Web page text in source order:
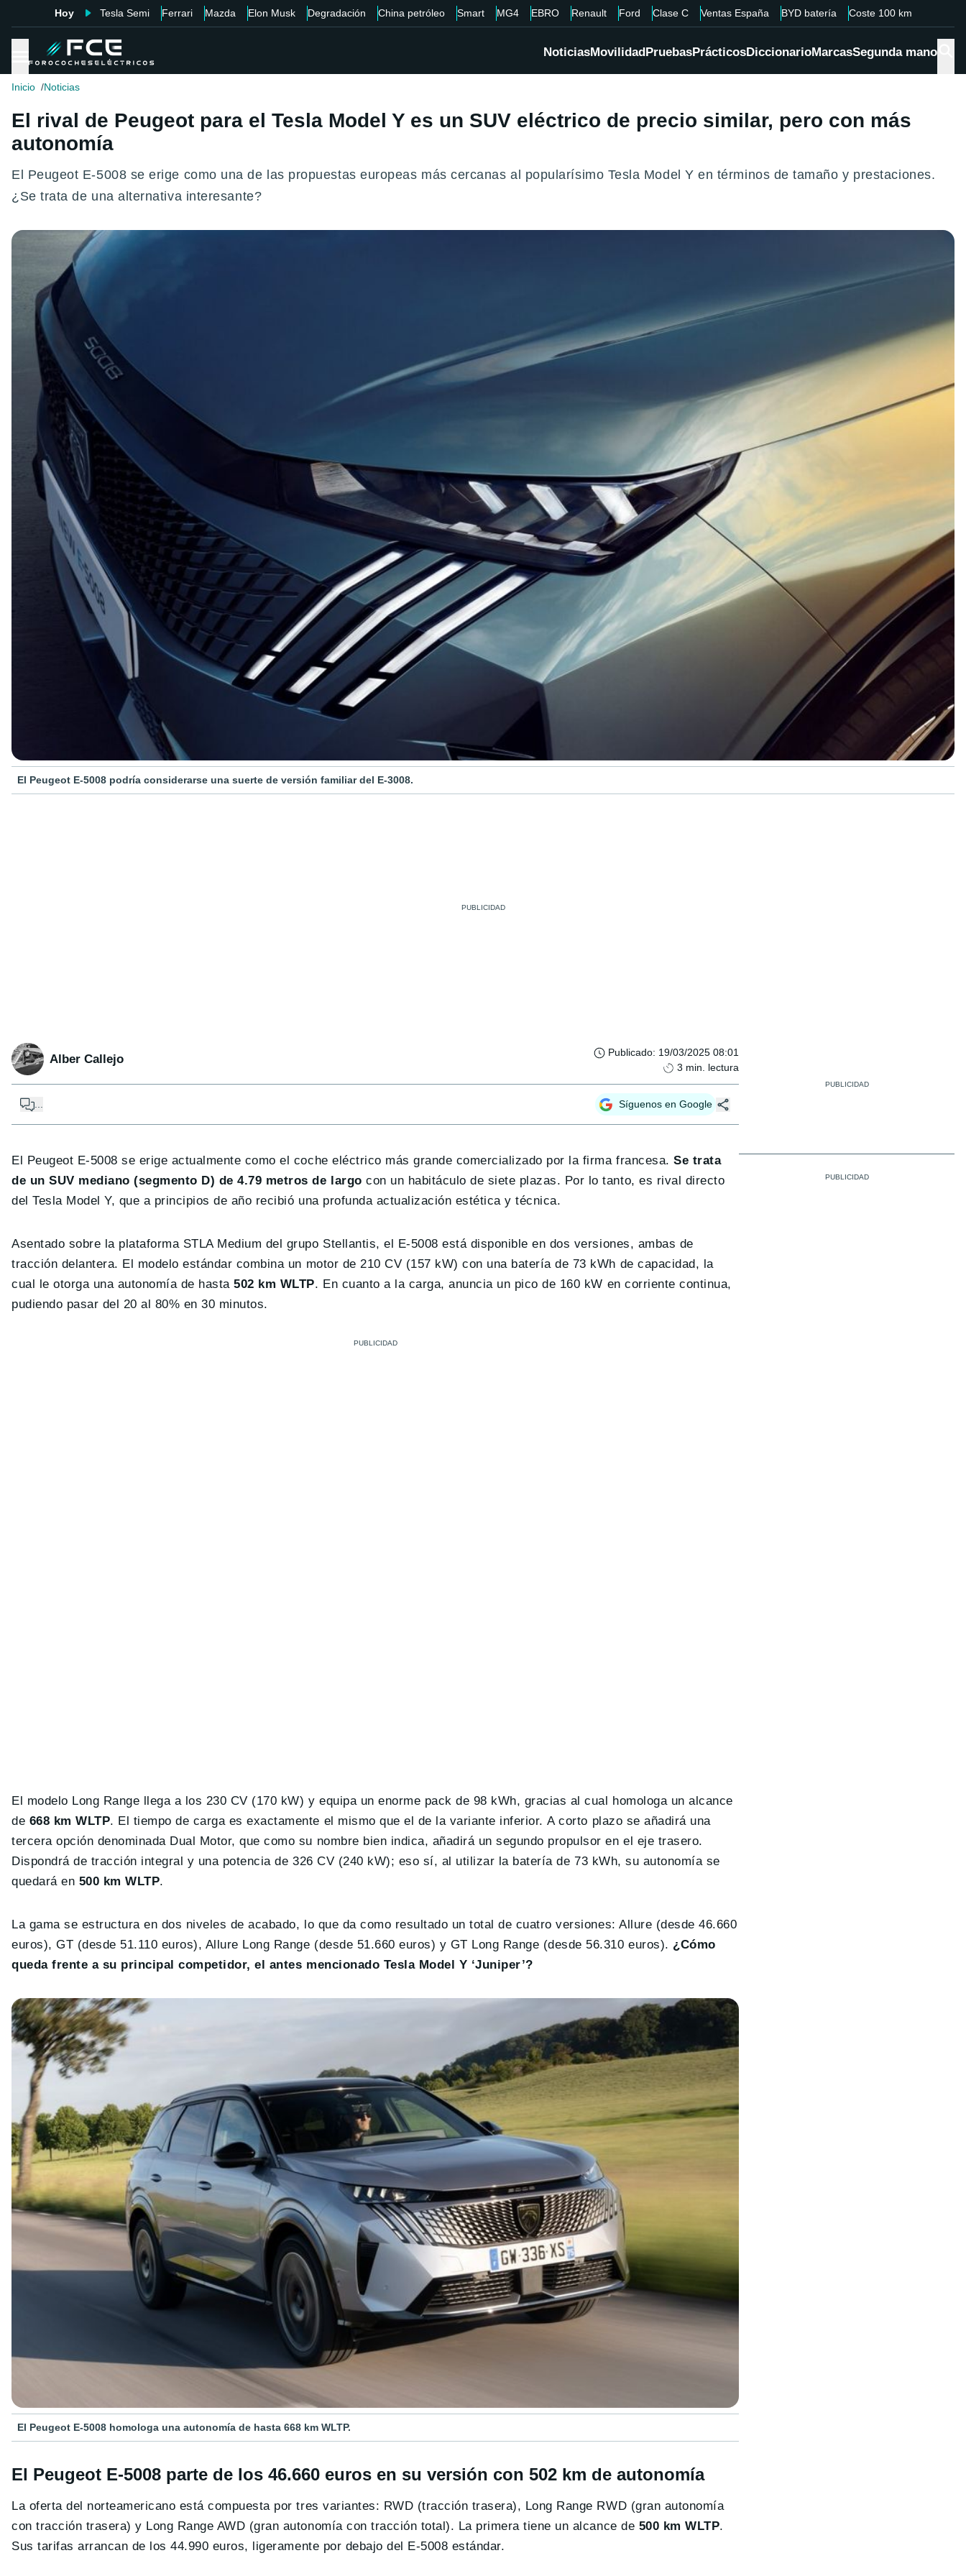
Hoy Tesla Semi Ferrari Mazda Elon Musk Degradación China petróleo Smart MG4 EBRO Renault Ford Clase C Ventas España BYD batería Coste 100 km
NoticiasMovilidadPruebasPrácticosDiccionarioMarcasSegunda mano
Inicio Noticias
El rival de Peugeot para el Tesla Model Y es un SUV eléctrico de precio similar, pero con más
autonomía
El Peugeot E-5008 se erige como una de las propuestas europeas más cercanas al popularísimo Tesla Model Y en términos de tamaño y prestaciones.
¿Se trata de una alternativa interesante?
El Peugeot E-5008 podría considerarse una suerte de versión familiar del E-3008.
Alber Callejo Publicado: 19/03/2025 08:01
3 min. lectura
... Síguenos en Google
El Peugeot E-5008 se erige actualmente como el coche eléctrico más grande comercializado por la firma francesa.Se trata
de un SUV mediano (segmento D) de 4.79 metros de largo con un habitáculo de siete plazas. Por lo tanto, es rival directo
del Tesla Model Y, que a principios de año recibió una profunda actualización estética y técnica.
Asentado sobre la plataforma STLA Medium del grupo Stellantis, el E-5008 está disponible en dos versiones, ambas de
tracción delantera. El modelo estándar combina un motor de 210 CV (157 kW) con una batería de 73 kWh de capacidad, la
cual le otorga una autonomía de hasta502 km WLTP. En cuanto a la carga, anuncia un pico de 160 kW en corriente continua,
pudiendo pasar del 20 al 80% en 30 minutos.
El modelo Long Range llega a los 230 CV (170 kW) y equipa un enorme pack de 98 kWh, gracias al cual homologa un alcance
de 668 km WLTP. El tiempo de carga es exactamente el mismo que el de la variante inferior. A corto plazo se añadirá una
tercera opción denominada Dual Motor, que como su nombre bien indica, añadirá un segundo propulsor en el eje trasero.
Dispondrá de tracción integral y una potencia de 326 CV (240 kW); eso sí, al utilizar la batería de 73 kWh, su autonomía se
quedará en 500 km WLTP.
La gama se estructura en dos niveles de acabado, lo que da como resultado un total de cuatro versiones: Allure (desde 46.660
euros), GT (desde 51.110 euros), Allure Long Range (desde 51.660 euros) y GT Long Range (desde 56.310 euros). ¿Cómo
queda frente a su principal competidor, el antes mencionado Tesla Model Y ‘Juniper’?
El Peugeot E-5008 homologa una autonomía de hasta 668 km WLTP.
El Peugeot E-5008 parte de los 46.660 euros en su versión con 502 km de autonomía
La oferta del norteamericano está compuesta por tres variantes: RWD (tracción trasera), Long Range RWD (gran autonomía
con tracción trasera) y Long Range AWD (gran autonomía con tracción total). La primera tiene un alcance de 500 km WLTP.
Sus tarifas arrancan de los 44.990 euros, ligeramente por debajo del E-5008 estándar.